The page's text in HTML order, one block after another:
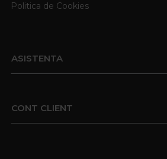
Politica de Cookies
ASISTENTA
CONT CLIENT